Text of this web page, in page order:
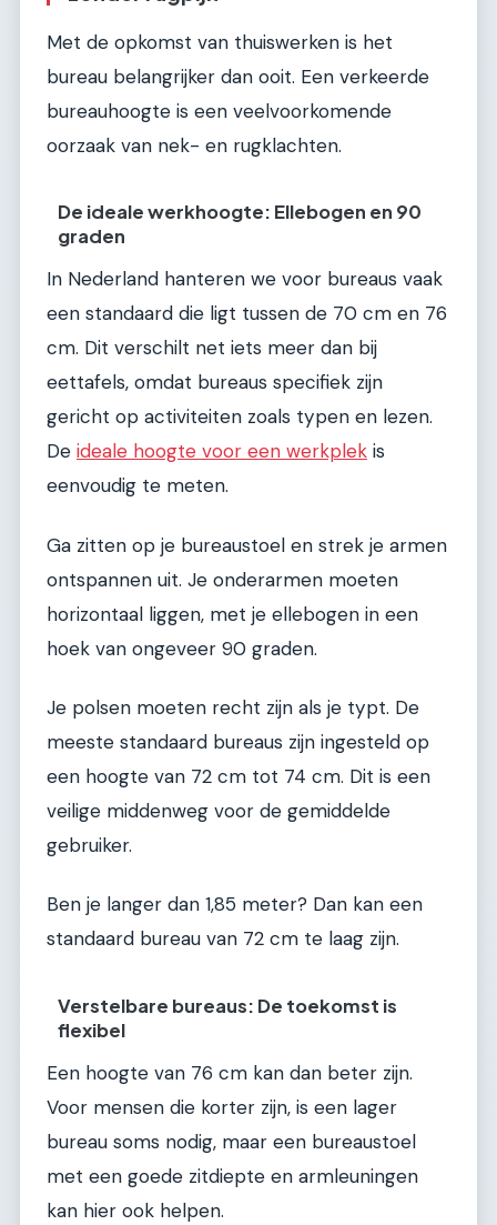
Met de opkomst van thuiswerken is het
bureau belangrijker dan ooit. Een verkeerde
bureauhoogte is een veelvoorkomende
oorzaak van nek- en rugklachten.
De ideale werkhoogte: Ellebogen en 90
graden
In Nederland hanteren we voor bureaus vaak
een standaard die ligt tussen de 70 cm en 76
cm. Dit verschilt net iets meer dan bij
eettafels, omdat bureaus specifiek zijn
gericht op activiteiten zoals typen en lezen.
De ideale hoogte voor een werkplek is
eenvoudig te meten.
Ga zitten op je bureaustoel en strek je armen
ontspannen uit. Je onderarmen moeten
horizontaal liggen, met je ellebogen in een
hoek van ongeveer 90 graden.
Je polsen moeten recht zijn als je typt. De
meeste standaard bureaus zijn ingesteld op
een hoogte van 72 cm tot 74 cm. Dit is een
veilige middenweg voor de gemiddelde
gebruiker.
Ben je langer dan 1,85 meter? Dan kan een
standaard bureau van 72 cm te laag zijn.
Verstelbare bureaus: De toekomst is
flexibel
Een hoogte van 76 cm kan dan beter zijn.
Voor mensen die korter zijn, is een lager
bureau soms nodig, maar een bureaustoel
met een goede zitdiepte en armleuningen
kan hier ook helpen.